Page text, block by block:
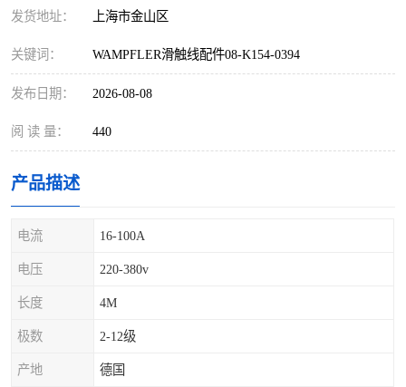
发货地址： 上海市金山区
关键词： WAMPFLER滑触线配件08-K154-0394
发布日期： 2026-08-08
阅 读 量： 440
产品描述
电流 16-100A
电压 220-380v
长度 4M
极数 2-12级
产地 德国